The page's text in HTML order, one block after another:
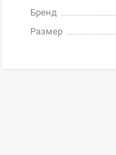
Бренд
Размер